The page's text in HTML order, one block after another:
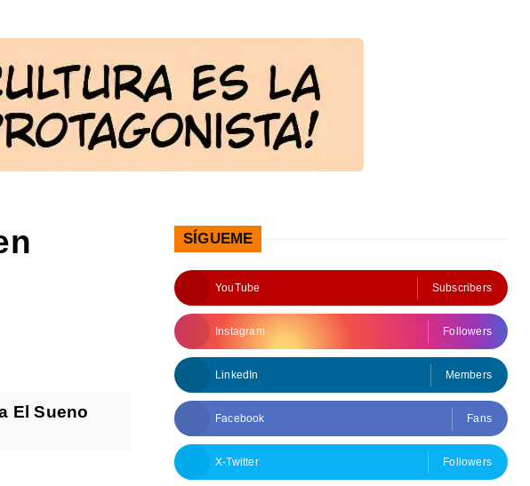
El Sueno
SÍGUEME
YouTube Subscribers
Instagram Followers
LinkedIn Members
Facebook Fans
X-Twitter Followers